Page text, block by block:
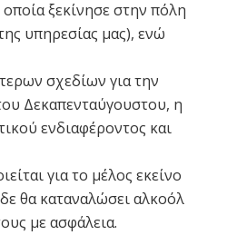
ξεκίνησε στην πόλη
υπηρεσίας μας), ενώ
σχεδίων για την
Δεκαπενταύγουστου, η
ενδιαφέροντος και
για το μέλος εκείνο
θα καταναλώσει αλκοόλ
με ασφάλεια.